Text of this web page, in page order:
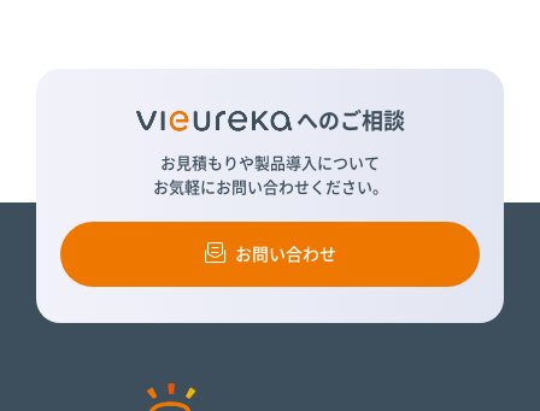
へのご相談
お見積もりや製品導入について
お気軽にお問い合わせください。
お問い合わせ